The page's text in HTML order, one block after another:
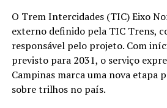
O Trem Intercidades (TIC) Eixo
externo definido pela TIC Trens,
responsável pelo projeto. Com
previsto para 2031, o serviço
Campinas marca uma nova etapa
sobre trilhos no país.